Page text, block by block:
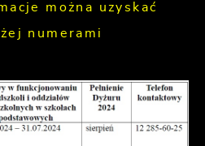
można uzyskać
numerami